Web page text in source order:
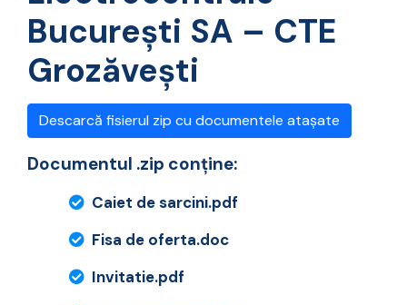
București SA – CTE
Grozăvești
Descarcă fisierul zip cu documentele atașate
Documentul .zip conține:
Caiet de sarcini.pdf
Fisa de oferta.doc
Invitatie.pdf